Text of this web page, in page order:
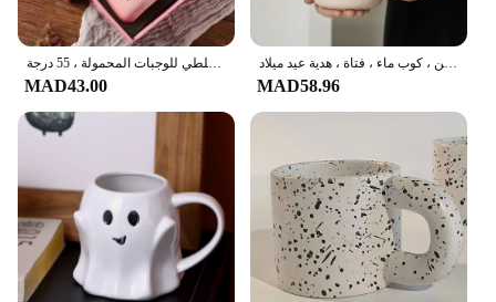
MAD43.00
كوب قهوة سيراميك لطيف مع غطاء ملعقة ، كوب حليب ، إفطار ، مج زوجين ، كوب ماء ، فتاة ، هدية عيد ميلاد
MAD58.96